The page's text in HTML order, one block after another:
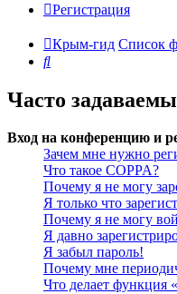
Регистрация
Крым-гид Список
Поиск
Часто
Вход на конференцию и
Зачем мне нужно
Что такое COPPA?
Почему я не могу
Я только что
Почему я не могу
Я давно
Я забыл пароль!
Почему мне
Что делает функция